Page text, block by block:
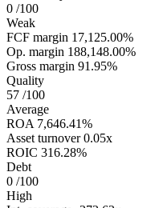
0 /100
Weak
FCF margin 17,125.00%
Op. margin 188,148.00%
Gross margin 91.95%
Quality
57 /100
Average
ROA 7,646.41%
Asset turnover 0.05x
ROIC 316.28%
Debt
0 /100
High